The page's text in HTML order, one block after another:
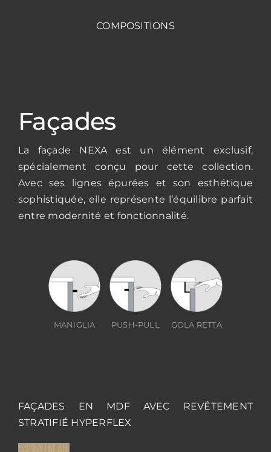
COMPOSITIONS
Façades
La façade NEXA est un élément exclusif,
spécialement conçu pour cette collection.
Avec ses lignes épurées et son esthétique
sophistiquée, elle représente l’équilibre parfait
entre modernité et fonctionnalité.
MANIGLIA PUSH-PULL GOLA RETTA
FAÇADES EN MDF AVEC REVÊTEMENT
STRATIFIÉ HYPERFLEX